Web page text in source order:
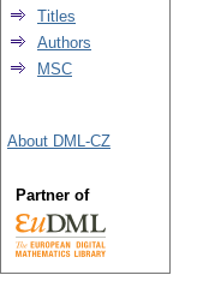
Titles
Authors
MSC
About DML-CZ
Partner of